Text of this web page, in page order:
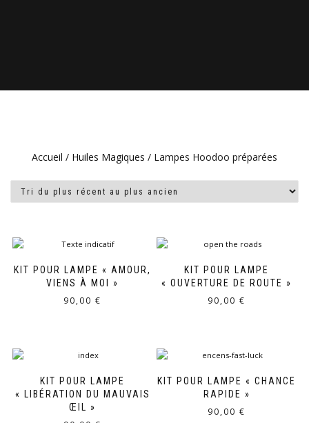
Accueil / Huiles Magiques / Lampes Hoodoo préparées
KIT POUR LAMPE « AMOUR,
VIENS À MOI »
90,00 €
KIT POUR LAMPE
« OUVERTURE DE ROUTE »
90,00 €
KIT POUR LAMPE
« LIBÉRATION DU MAUVAIS
ŒIL »
KIT POUR LAMPE « CHANCE
RAPIDE »
90,00 €